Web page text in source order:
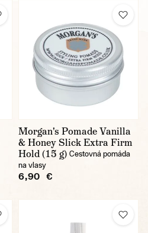
Morgan's Pomade Vanilla
& Honey Slick Extra Firm
Hold (15 g) Cestovná pomáda
na vlasy
6,90 €